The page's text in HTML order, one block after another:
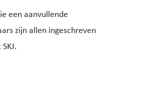
een aanvullende
zijn allen ingeschreven